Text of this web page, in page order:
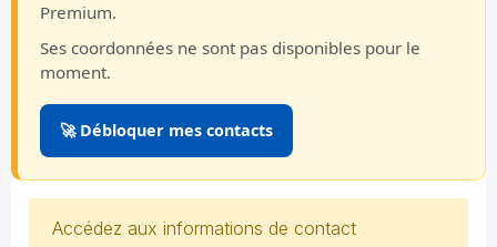
Premium.
Ses coordonnées ne sont pas disponibles pour le
moment.
🚀 Débloquer mes contacts
Accédez aux informations de contact